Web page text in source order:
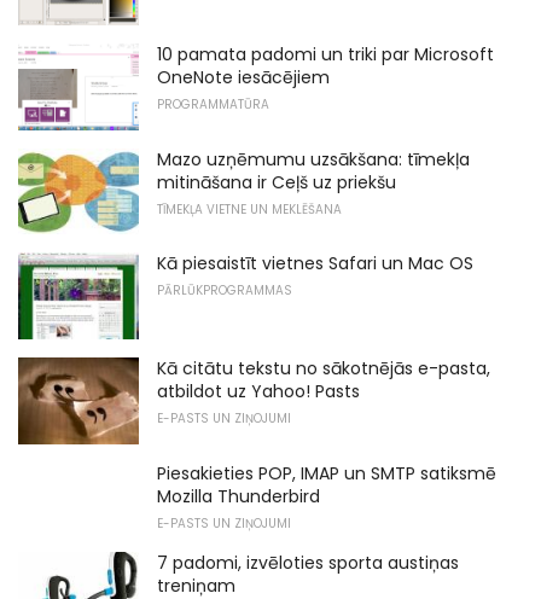
10 pamata padomi un triki par Microsoft
OneNote iesācējiem
PROGRAMMATŪRA
Mazo uzņēmumu uzsākšana: tīmekļa
mitināšana ir Ceļš uz priekšu
TĪMEKĻA VIETNE UN MEKLĒŠANA
Kā piesaistīt vietnes Safari un Mac OS
PĀRLŪKPROGRAMMAS
Kā citātu tekstu no sākotnējās e-pasta,
atbildot uz Yahoo! Pasts
E-PASTS UN ZIŅOJUMI
Piesakieties POP, IMAP un SMTP satiksmē
Mozilla Thunderbird
E-PASTS UN ZIŅOJUMI
7 padomi, izvēloties sporta austiņas
treniņam